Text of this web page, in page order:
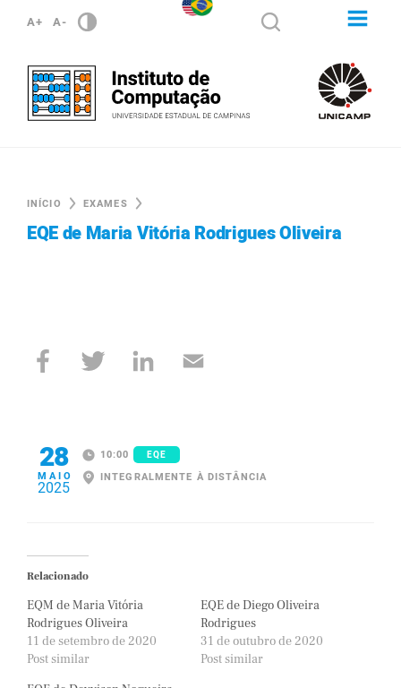
A+ A-
INÍCIO EXAMES
EQE de Maria Vitória Rodrigues Oliveira
28
MAIO
2025
10:00 EQE
INTEGRALMENTE À DISTÂNCIA
Relacionado
EQM de Maria Vitória
Rodrigues Oliveira
11 de setembro de 2020
Post similar
EQE de Diego Oliveira
Rodrigues
31 de outubro de 2020
Post similar